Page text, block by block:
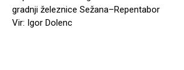
gradnji železnice Sežana–Repentabor
Vir: Igor Dolenc